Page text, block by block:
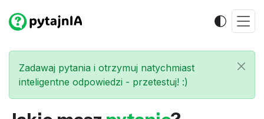
Zadawaj pytania i otrzymuj natychmiast
inteligentne odpowiedzi - przetestuj! :)